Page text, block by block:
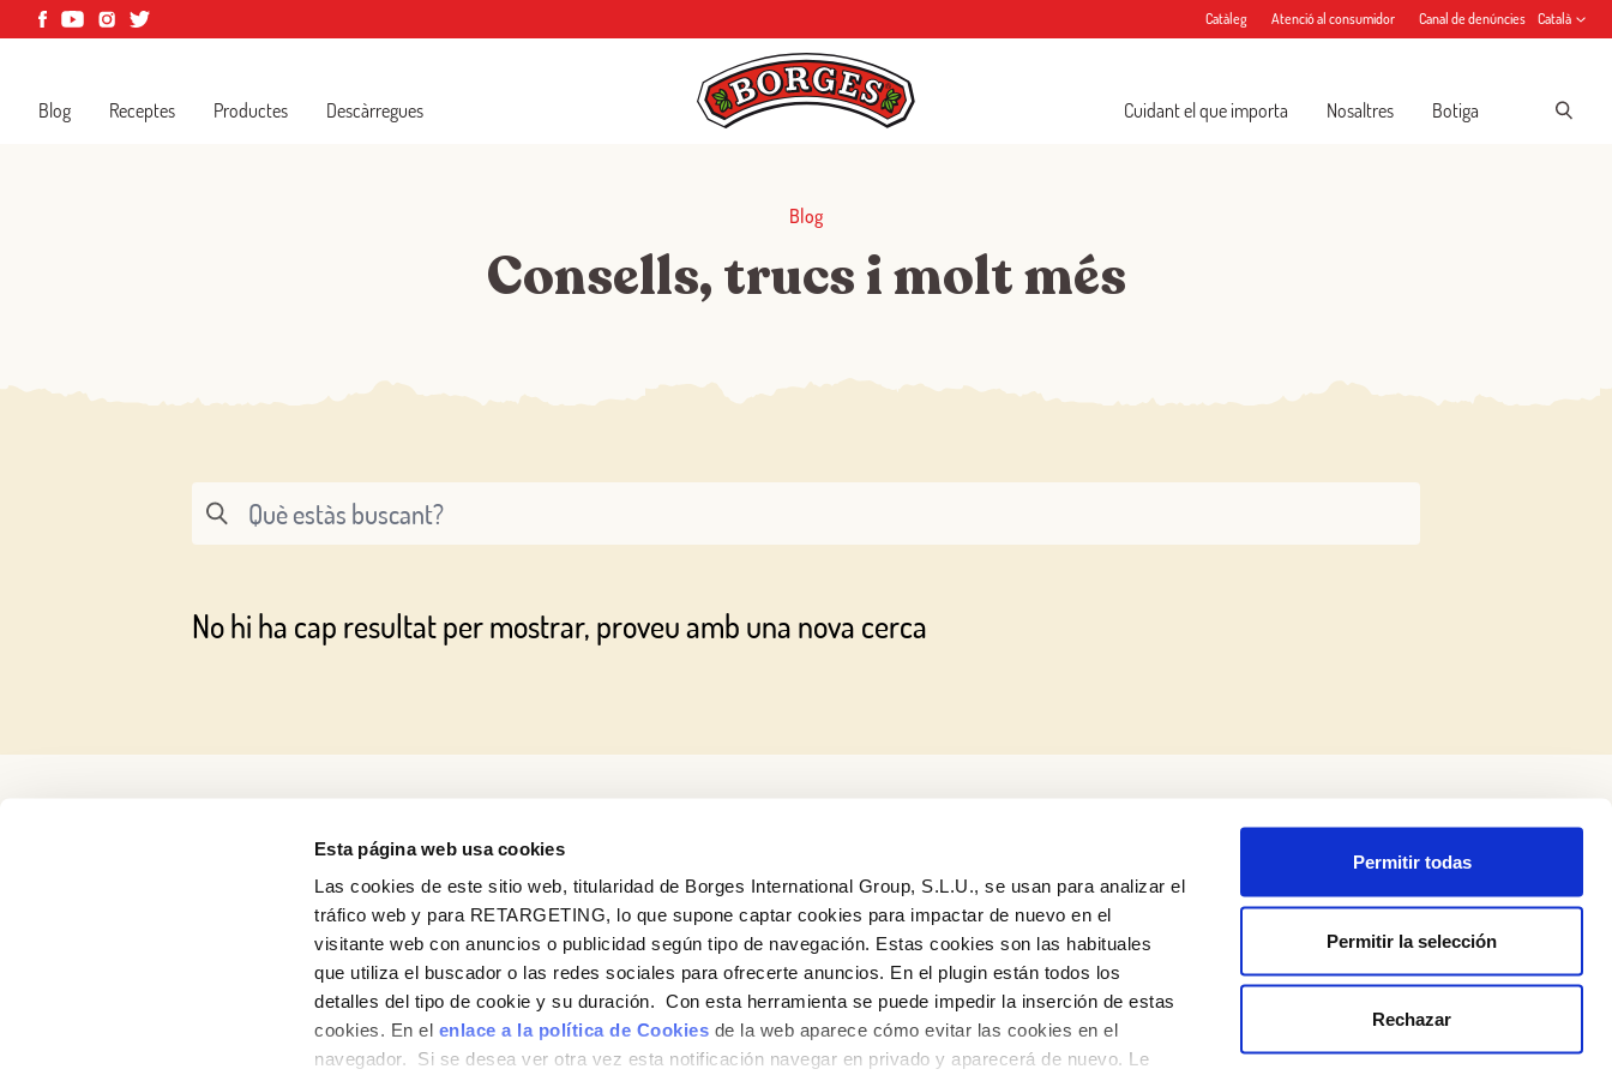
Esta página web usa cookies
Las cookies de este sitio web, titularidad de Borges International Group, S.L.U., se usan para analizar el
tráfico web y para RETARGETING, lo que supone captar cookies para impactar de nuevo en el
visitante web con anuncios o publicidad según tipo de navegación. Estas cookies son las habituales
que utiliza el buscador o las redes sociales para ofrecerte anuncios. En el plugin están todos los
detalles del tipo de cookie y su duración. Con esta herramienta se puede impedir la inserción de estas
cookies. En el enlace a la política de Cookies de la web aparece cómo evitar las cookies en el
navegador. Si se desea ver otra vez esta notificación navegar en privado y aparecerá de nuevo. Le
Permitir todas
Permitir la selección
Rechazar
Catàleg Atenció al consumidor Canal de denúncies Català
Blog Receptes Productes Descàrregues Cuidant el que importa Nosaltres Botiga
Blog
Consells, trucs i molt més
No hi ha cap resultat per mostrar, proveu amb una nova cerca
Vols conèixer totes les nostres novetats?
Subscriu-te a la newsletter de Borges
Newsletter
Política de privadesa
Avís legal
Iniciar sessió amb Google